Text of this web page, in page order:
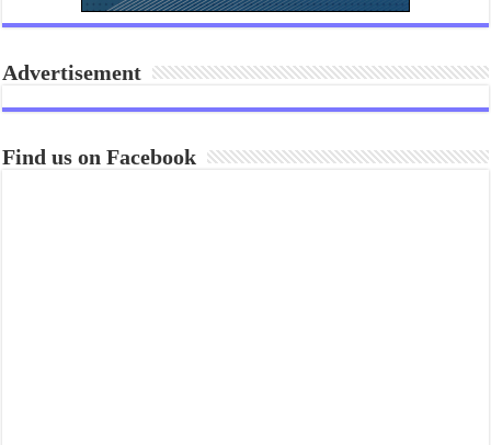
Advertisement
Find us on Facebook